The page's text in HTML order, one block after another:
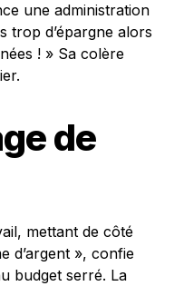
une administration
trop d’épargne alors
! » Sa colère
de
mettant de côté
d’argent », confie
budget serré. La